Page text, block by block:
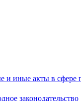
и иные акты в сфере
законодательство